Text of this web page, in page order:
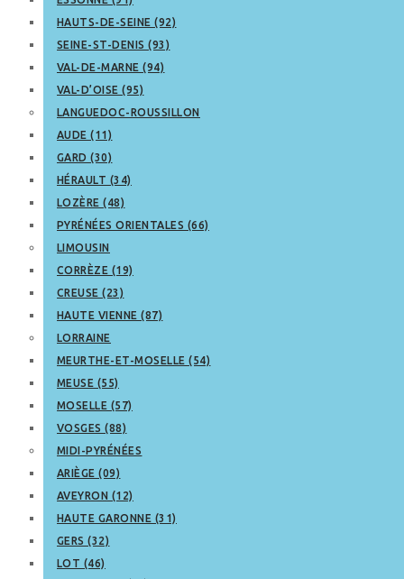
HAUTS-DE-SEINE (92)
SEINE-ST-DENIS (93)
VAL-DE-MARNE (94)
VAL-D’OISE (95)
LANGUEDOC-ROUSSILLON
AUDE (11)
GARD (30)
HÉRAULT (34)
LOZÈRE (48)
PYRÉNÉES ORIENTALES (66)
LIMOUSIN
CORRÈZE (19)
CREUSE (23)
HAUTE VIENNE (87)
LORRAINE
MEURTHE-ET-MOSELLE (54)
MEUSE (55)
MOSELLE (57)
VOSGES (88)
MIDI-PYRÉNÉES
ARIÈGE (09)
AVEYRON (12)
HAUTE GARONNE (31)
GERS (32)
LOT (46)